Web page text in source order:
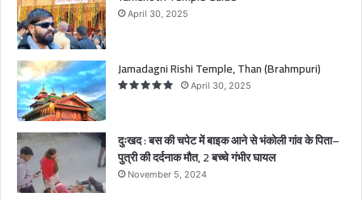
गां
व
ता
–
पु
April 30, 2025
Jamadagni Rishi Temple, Than (Brahmpuri)
April 30, 2025
दुःखद : बस की चपेट में बाइक आने से भंकोली गांव के पिता–
पुत्री की दर्दनाक मौत, 2 बच्चे गंभीर घायल
November 5, 2024